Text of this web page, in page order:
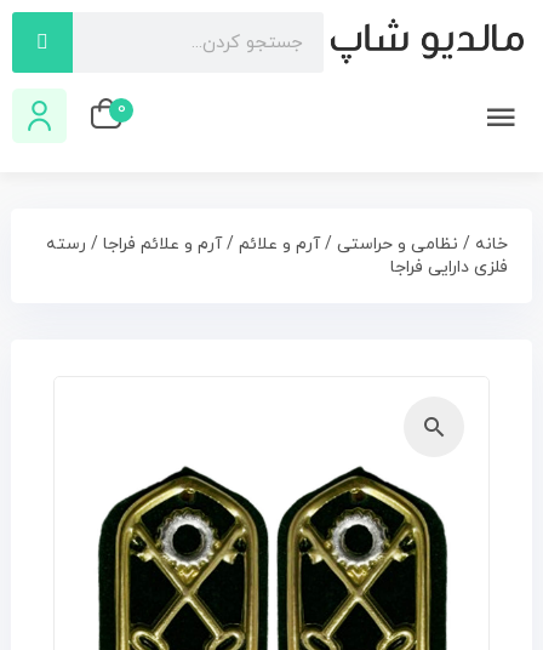
0
خانه / نظامی و حراستی/آرم و علائم/آرم و علائم فراجا/ رسته
فلزی دارایی فراجا